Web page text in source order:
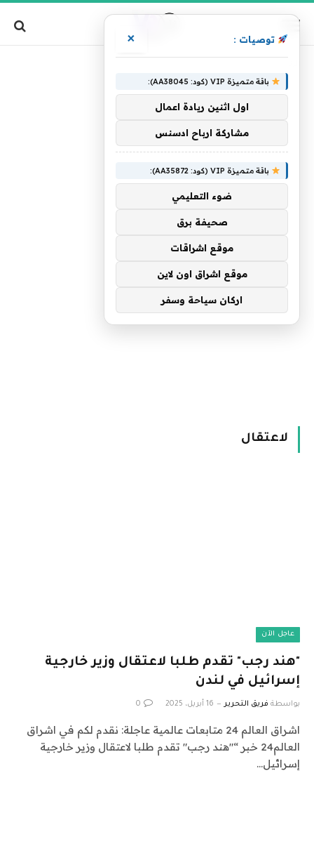
لاعتقال
عاجل الآن
"هند رجب" تقدم طلبا لاعتقال وزير خارجية
إسرائيل في لندن
بواسطة فريق التحرير 16 أبريل، 2025 0
اشراق العالم 24 متابعات عالمية عاجلة: نقدم لكم في اشراق
العالم24 خبر “"هند رجب" تقدم طلبا لاعتقال وزير خارجية
إسرائيل…
توصيات : ×
باقة متميزة VIP (كود: AA38045):
اول اثنين ريادة اعمال
مشاركة ارباح ادسنس
باقة متميزة VIP (كود: AA35872):
ضوء التعليمي
صحيفة برق
موقع اشراقات
موقع اشراق اون لاين
اركان سياحة وسفر